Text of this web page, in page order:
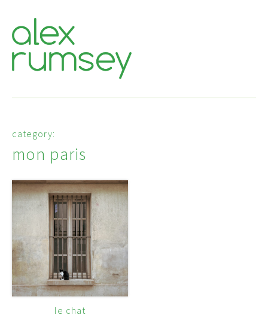
category:
mon paris
le chat